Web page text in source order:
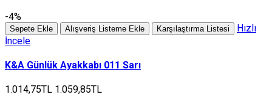
-4%
Sepete Ekle Alışveriş Listeme Ekle Karşılaştırma Listesi
Hızlı
İncele
K&A Günlük Ayakkabı 011 Sarı
1.014,75TL 1.059,85TL